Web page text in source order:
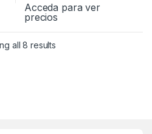
Acceda para ver
precios
all 8 results